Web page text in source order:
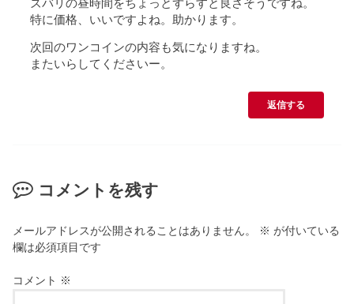
ズバリの昼時間をちょっとずらすと良さそうですね。
特に価格、いいですよね。助かります。
次回のワンコインの内容も気になりますね。
またいらしてくださいー。
返信する
コメントを残す
メールアドレスが公開されることはありません。 ※ が付いている
欄は必須項目です
コメント ※